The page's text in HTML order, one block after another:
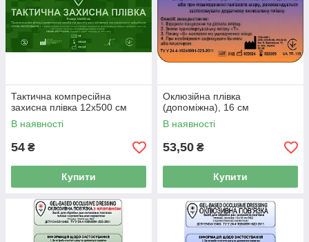
Тактична компресійна
захисна плівка 12х500 см
В наявності
54 ₴
Купити
Оклюзійна плівка
(допоміжна), 16 см
В наявності
53,50 ₴
Купити